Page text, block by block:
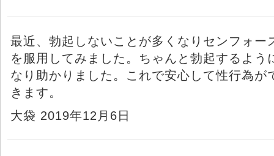
最近、勃起しないことが多くなりセンフォー
を服用してみました。ちゃんと勃起するよう
なり助かりました。これで安心して性行為が
きます。
大袋 2019年12月6日